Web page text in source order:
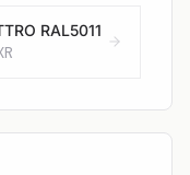
RAL5011